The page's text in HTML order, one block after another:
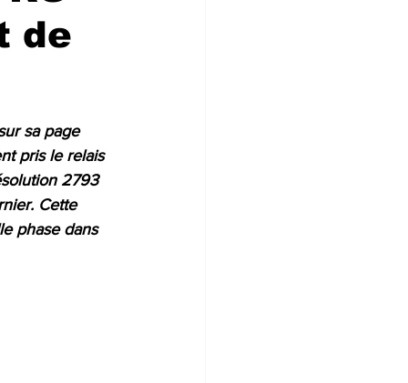
de
sa page
pris le relais
2793
Cette
phase dans